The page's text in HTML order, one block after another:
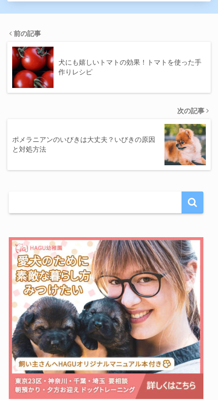
前の記事
犬にも嬉しいトマトの効果！トマトを使った手
作りレシピ
次の記事
ポメラニアンのいびきは大丈夫？いびきの原因
と対処方法